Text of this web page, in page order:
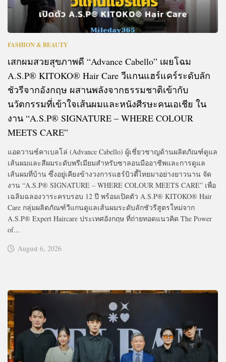
FASHION & BEAUTY
เสกผมสวยสุขภาพดี “Advance Cabello” เผยโฉม
A.S.P® KITOKO® Hair Care วีแกนแฮร์แคร์ระดับลัก
ชัวรีจากอังกฤษ ผสานพลังจากธรรมชาติเข้ากับ
นวัตกรรมที่เข้าใจเส้นผมและหนังศีรษะคนเอเชีย ใน
งาน “A.S.P® SIGNATURE – WHERE COLOUR
MEETS CARE”
แอดวานซ์คาเบลโล่ (Advance Cabello) ผู้เชี่ยวชาญด้านผลิตภัณฑ์ดูแล
เส้นผมและสีผมระดับพรีเมียมสำหรับซาลอนมืออาชีพและการดูแล
เส้นผมที่บ้าน ซึ่งอยู่เคียงข้างวงการแฮร์บิวตี้ไทยมาอย่างยาวนาน จัด
งาน “A.S.P® SIGNATURE – WHERE COLOUR MEETS CARE” เพื่อ
เฉลิมฉลองวาระครบรอบ 12 ปี พร้อมเปิดตัว A.S.P® KITOKO® Hair
Care กลุ่มผลิตภัณฑ์วีแกนดูแลเส้นผมระดับลักชัวรีสูตรใหม่จาก
A.S.P® Expert Haircare ประเทศอังกฤษ ที่ถ่ายทอดแนวคิด The Power
of...
August 6, 2026